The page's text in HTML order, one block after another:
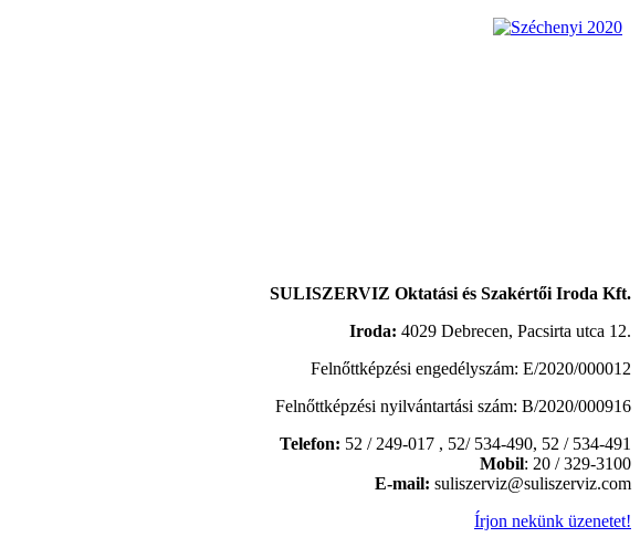
SULISZERVIZ Oktatási és Szakértői Iroda Kft.
Iroda: 4029 Debrecen, Pacsirta utca 12.
Felnőttképzési engedélyszám: E/2020/000012
Felnőttképzési nyilvántartási szám: B/2020/000916
Telefon: 52 / 249-017 , 52/ 534-490, 52 / 534-491
Mobil: 20 / 329-3100
E-mail: suliszerviz@suliszerviz.com
Írjon nekünk üzenetet!